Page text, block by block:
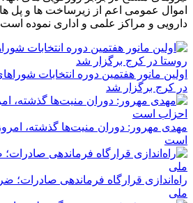
اموال عمومی اعم از زیرساخت ها و پل
دارویی و مراکز علمی و اداری نموده است
اولین مانور هفتمین دوره انتخابات
در کرج برگزار شد
مهدی مهرور: دوران منیت‌ها گذشته،
است
راه‌اندازی قرارگاه فرماندهی صادرات؛
ملی